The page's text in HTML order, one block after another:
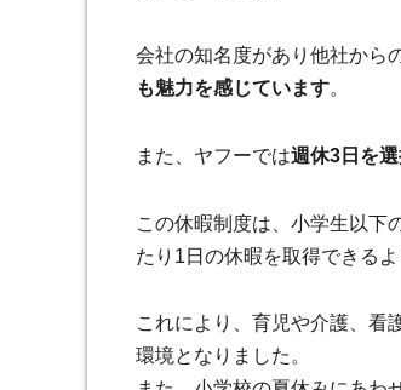
会社の知名度があり他社から
も魅力を感じています。
また、ヤフーでは週休3日を
この休暇制度は、小学生以下
たり1日の休暇を取得できる
これにより、育児や介護、看
環境となりました。